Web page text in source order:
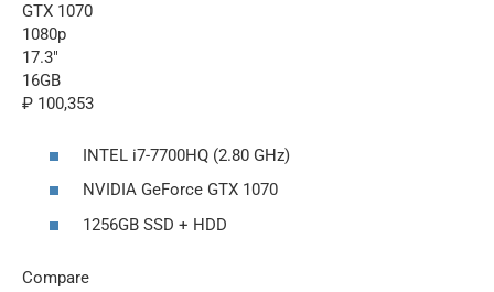
GTX 1070
1080p
17.3″
16GB
₽ 100,353
INTEL i7-7700HQ (2.80 GHz)
NVIDIA GeForce GTX 1070
1256GB SSD + HDD
Compare